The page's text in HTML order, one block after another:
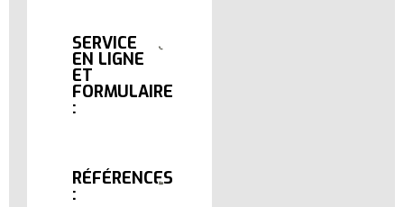
SERVICE
EN LIGNE
ET
FORMULAIRE
:
RÉFÉRENCES
: